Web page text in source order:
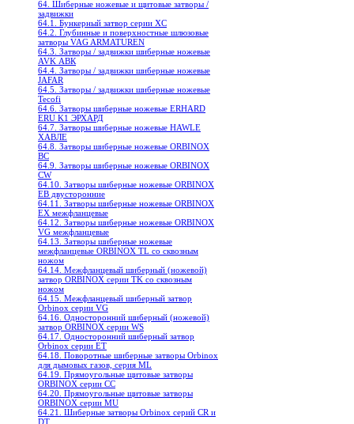
64. Шиберные ножевые и щитовые затворы /
задвижки
64.1. Бункерный затвор серии XC
64.2. Глубинные и поверхностные шлюзовые
затворы VAG ARMATUREN
64.3. Затворы / задвижки шиберные ножевые
AVK АВК
64.4. Затворы / задвижки шиберные ножевые
JAFAR
64.5. Затворы / задвижки шиберные ножевые
Tecofi
64.6. Затворы шиберные ножевые ERHARD
ERU K1 ЭРХАРД
64.7. Затворы шиберные ножевые HAWLE
ХАВЛЕ
64.8. Затворы шиберные ножевые ORBINOX
BC
64.9. Затворы шиберные ножевые ORBINOX
CW
64.10. Затворы шиберные ножевые ORBINOX
EB двусторонние
64.11. Затворы шиберные ножевые ORBINOX
EX межфланцевые
64.12. Затворы шиберные ножевые ORBINOX
VG межфланцевые
64.13. Затворы шиберные ножевые
межфланцевые ORBINOX TL со сквозным
ножом
64.14. Межфланцевый шиберный (ножевой)
затвор ORBINOX серии TK со сквозным
ножом
64.15. Межфланцевый шиберный затвор
Orbinox серии VG
64.16. Односторонний шиберный (ножевой)
затвор ORBINOX серии WS
64.17. Односторонний шиберный затвор
Orbinox серии ET
64.18. Поворотные шиберные затворы Orbinox
для дымовых газов, серия ML
64.19. Прямоугольные щитовые затворы
ORBINOX серии CC
64.20. Прямоугольные щитовые затворы
ORBINOX серии MU
64.21. Шиберные затворы Orbinox серий CR и
DT